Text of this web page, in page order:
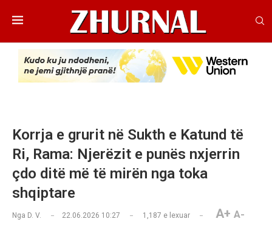
Korrja e grurit në Sukth e Katund të
Ri, Rama: Njerëzit e punës nxjerrin
çdo ditë më të mirën nga toka
shqiptare
Nga D. V. 22.06.2026 10:27 1,187 e lexuar A+ A-